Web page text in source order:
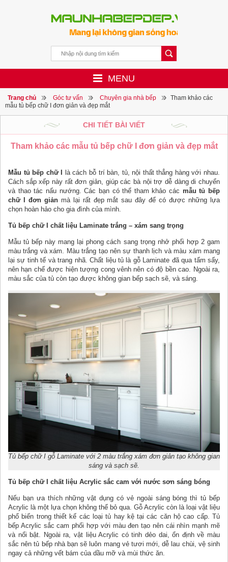
MENU
Trang chủ Góc tư vấn Chuyên gia nhà bếp
Tham khảo các
mẫu tủ bếp chữ I đơn giản và đẹp mắt
CHI TIẾT BÀI VIẾT
Tham khảo các mẫu tủ bếp chữ I đơn giản và đẹp mắt
Mẫu tủ bếp chữ I
là cách bỗ trí bàn, tủ, nội thất thẳng hàng với nhau.
Cách sắp xếp này rất đơn giản, giúp các bà nội trợ dễ dàng di chuyển
và thao tác nấu nướng. Các bạn có thể tham khảo các mẫu tủ bếp
chữ I đơn giảnmà lại rất đẹp mắt sau đây để có được những lựa
chọn hoàn hảo cho gia đình của mình.
Tủ bếp chữ I chất liệu Laminate trắng – xám sang trọng
Mẫu tủ bếp này mang lại phong cách sang trọng nhở phối hợp 2 gam
màu trắng và xám. Màu trắng tạo nên sự thanh lịch và màu xám mang
lại sự tinh tế và trang nhã. Chất liệu tủ là gỗ Laminate đã qua tẩm sấy,
nên hạn chế được hiện tượng cong vênh nên có độ bền cao. Ngoài ra,
màu sắc của tủ còn tạo được không gian bếp sạch sẽ, và sáng.
Tủ bếp chữ I gỗ Laminate với 2 màu trắng xám đơn giản tạo không gian
sáng và sạch sẽ.
Tủ bếp chữ I chất liệu Acrylic sắc cam với nước sơn sáng bóng
Nếu bạn ưa thích những vật dụng có vẻ ngoài sáng bóng thì tủ bếp
Acrylic là một lựa chọn không thể bỏ qua. Gỗ Acrylic còn là loại vật liệu
phổ biến trong thiết kế các loại tủ hay kệ tại các căn hộ cao cấp. Tủ
bếp Acrylic sắc cam phối hợp với màu đen tạo nên cái nhìn mạnh mẽ
và nổi bật. Ngoài ra, vật liệu Acrylic có tinh dẻo dai, ổn định về màu
sắc nên tủ bếp nhà bạn sẽ luôn mang vẻ tươi mới, dễ lau chùi, vệ sinh
ngay cả những vết bám của dầu mỡ và mùi thức ăn.